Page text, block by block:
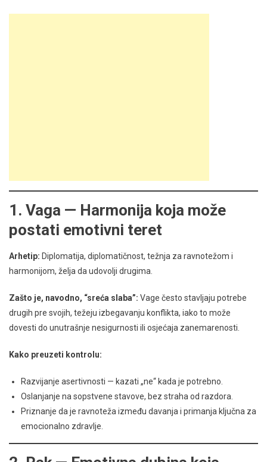
1. Vaga — Harmonija koja može
postati emotivni teret
Arhetip: Diplomatija, diplomatičnost, težnja za ravnotežom i
harmonijom, želja da udovolji drugima.
Zašto je, navodno, “sreća slaba”: Vage često stavljaju potrebe
drugih pre svojih, težeju izbegavanju konflikta, iako to može
dovesti do unutrašnje nesigurnosti ili osjećaja zanemarenosti.
Kako preuzeti kontrolu:
Razvijanje asertivnosti — kazati „ne“ kada je potrebno.
Oslanjanje na sopstvene stavove, bez straha od razdora.
Priznanje da je ravnoteža između davanja i primanja ključna za
emocionalno zdravlje.